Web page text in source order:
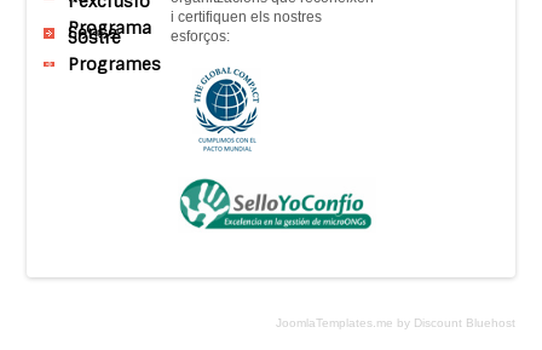
JoomlaTemplates.me by Discount Bluehost
Programa
Sense
Sostre
Programes
i certifiquen els nostres
esforços: